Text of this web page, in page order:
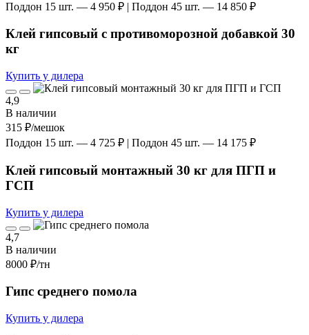
Поддон 15 шт. — 4 950 ₽ | Поддон 45 шт. — 14 850 ₽
Клей гипсовый с противоморозной добавкой 30
кг
Купить у дилера
4,9
В наличии
315 ₽/мешок
Поддон 15 шт. — 4 725 ₽ | Поддон 45 шт. — 14 175 ₽
Клей гипсовый монтажный 30 кг для ПГП и
ГСП
Купить у дилера
4,7
В наличии
8000 ₽/тн
Гипс среднего помола
Купить у дилера